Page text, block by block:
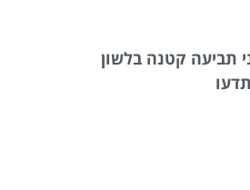
תביעה קטנה בלשון